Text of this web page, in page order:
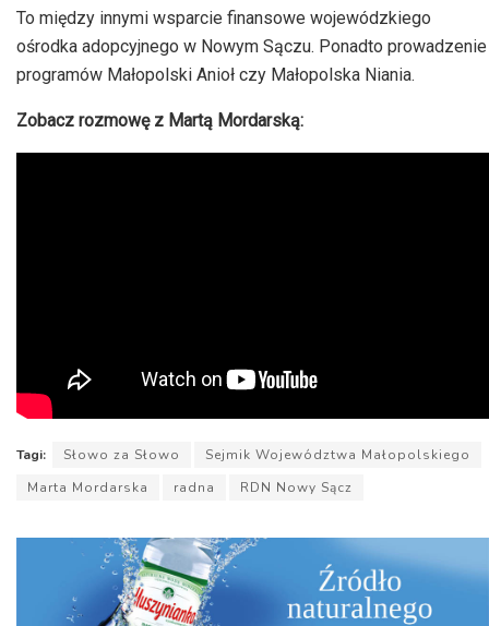
To między innymi wsparcie finansowe wojewódzkiego
ośrodka adopcyjnego w Nowym Sączu. Ponadto prowadzenie
programów Małopolski Anioł czy Małopolska Niania.
Zobacz rozmowę z Martą Mordarską:
Tagi: Słowo za Słowo
Sejmik Województwa Małopolskiego
Marta Mordarska
radna RDN Nowy Sącz